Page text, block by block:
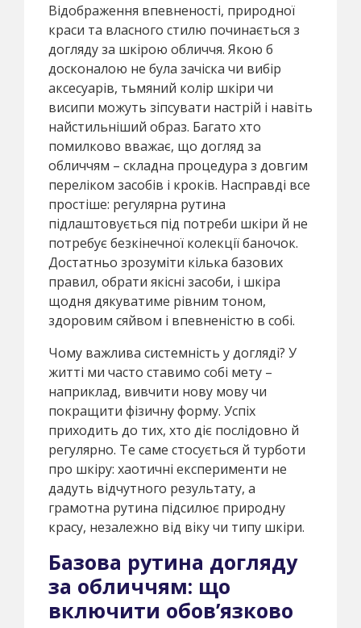
Відображення впевненості, природної
краси та власного стилю починається з
догляду за шкірою обличчя. Якою б
досконалою не була зачіска чи вибір
аксесуарів, тьмяний колір шкіри чи
висипи можуть зіпсувати настрій і навіть
найстильніший образ. Багато хто
помилково вважає, що догляд за
обличчям – складна процедура з довгим
переліком засобів і кроків. Насправді все
простіше: регулярна рутина
підлаштовується під потреби шкіри й не
потребує безкінечної колекції баночок.
Достатньо зрозуміти кілька базових
правил, обрати якісні засоби, і шкіра
щодня дякуватиме рівним тоном,
здоровим сяйвом і впевненістю в собі.
Чому важлива системність у догляді? У
житті ми часто ставимо собі мету –
наприклад, вивчити нову мову чи
покращити фізичну форму. Успіх
приходить до тих, хто діє послідовно й
регулярно. Те саме стосується й турботи
про шкіру: хаотичні експерименти не
дадуть відчутного результату, а
грамотна рутина підсилює природну
красу, незалежно від віку чи типу шкіри.
Базова рутина догляду
за обличчям: що
включити обов’язково